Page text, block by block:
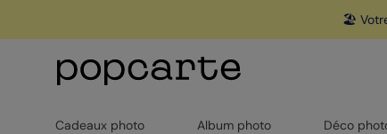
🏖️
Cadeaux photo Album photo Déco